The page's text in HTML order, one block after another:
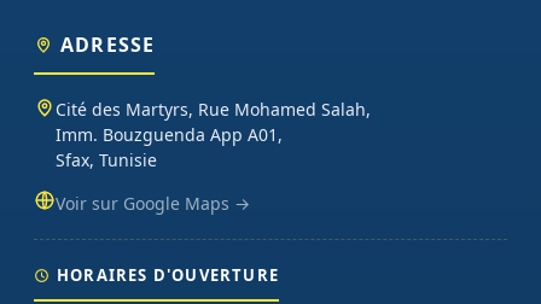
ADRESSE
Cité des Martyrs, Rue Mohamed Salah,
Imm. Bouzguenda App A01,
Sfax, Tunisie
Voir sur Google Maps →
HORAIRES D'OUVERTURE